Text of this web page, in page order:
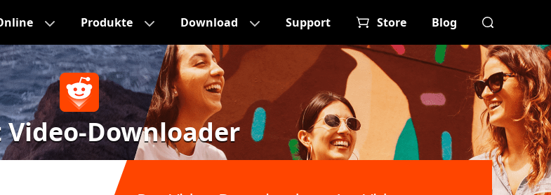
Produkte Download Support Store Blog
Downloader